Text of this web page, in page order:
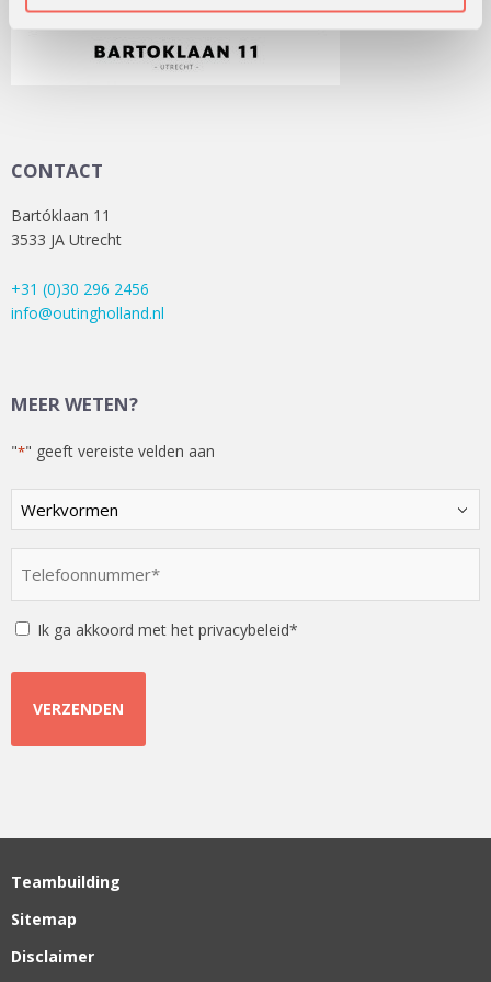
CONTACT
Bartóklaan 11
3533 JA Utrecht
+31 (0)30 296 2456
info@outingholland.nl
MEER WETEN?
"*" geeft vereiste velden aan
Kies
een
optie
Instemming
Ik ga akkoord met het privacybeleid*
Teambuilding
Sitemap
Disclaimer